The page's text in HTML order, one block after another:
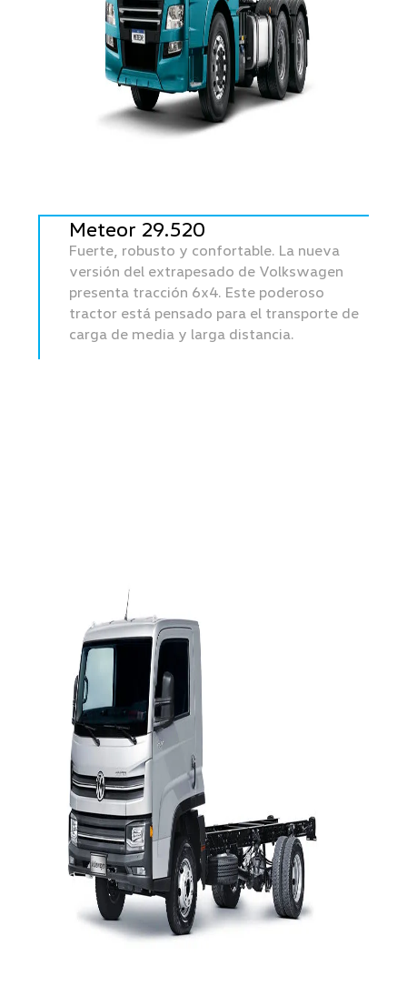
Meteor 29.520
Fuerte, robusto y confortable. La nueva
versión del extrapesado de Volkswagen
presenta tracción 6x4. Este poderoso
tractor está pensado para el transporte de
carga de media y larga distancia.